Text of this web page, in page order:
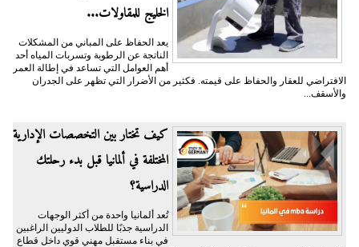
الخليج للمقاولات...
يعد الحفاظ على المباني من المشكلات
الناتجة عن الرطوبة وتسربات المياه أحد
أهم العوامل التي تساعد في إطالة العمر
الافتراضي للعقار والحفاظ على قيمته. فكثير من الأضرار التي تظهر على الجدران
والأسقف...
كيف تختار بين التخصصات الإدارية
المختلفة في ألمانيا قبل بدء رحلتك
الدراسية؟
تُعد ألمانيا واحدة من أكثر الوجهات
الدراسية جذبًا للطلاب الدوليين الراغبين
في بناء مستقبل مهني قوي داخل قطاع